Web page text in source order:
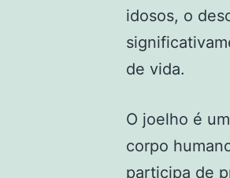
idosos, o
de vida.
O joelho é
corpo
participa de